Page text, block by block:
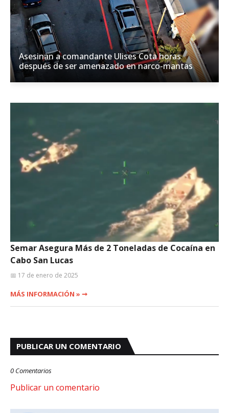
Asesinan a comandante Ulises Cota horas
después de ser amenazado en narco-mantas
Semar Asegura Más de 2 Toneladas de Cocaína en
Cabo San Lucas
📅 17 de enero de 2025
MÁS INFORMACIÓN » ➞
PUBLICAR UN COMENTARIO
0 Comentarios
Publicar un comentario